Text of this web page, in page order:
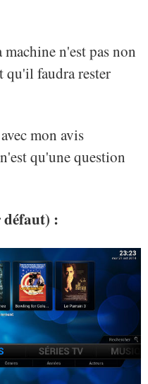
n'est pas non
qu'il faudra rester
mon avis
qu'une question
défaut) :